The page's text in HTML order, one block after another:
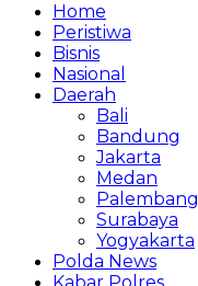
Home
Peristiwa
Bisnis
Nasional
Daerah
Bali
Bandung
Jakarta
Medan
Palembang
Surabaya
Yogyakarta
Polda News